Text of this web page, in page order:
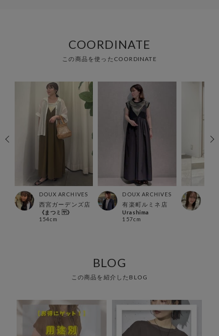
COORDINATE
この商品を使ったCOORDINATE
DOUX ARCHIVES
西宮ガーデンズ店
《まつミ🈂️》
154cm
DOUX ARCHIVES
有楽町ルミネ店
Urashima
157cm
BLOG
この商品を紹介したBLOG